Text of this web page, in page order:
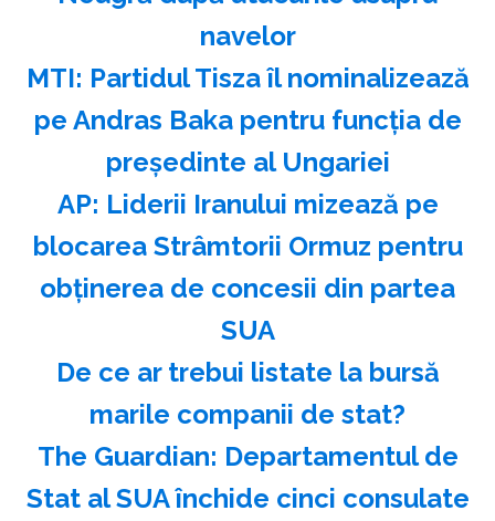
navelor
MTI: Partidul Tisza îl nominalizează
pe Andras Baka pentru funcţia de
preşedinte al Ungariei
AP: Liderii Iranului mizează pe
blocarea Strâmtorii Ormuz pentru
obţinerea de concesii din partea
SUA
️De ce ar trebui listate la bursă
marile companii de stat?
The Guardian: Departamentul de
Stat al SUA închide cinci consulate